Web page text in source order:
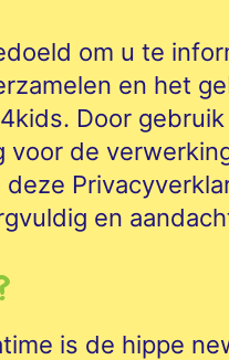
om u te
en het
Door
de
en
is de hippe